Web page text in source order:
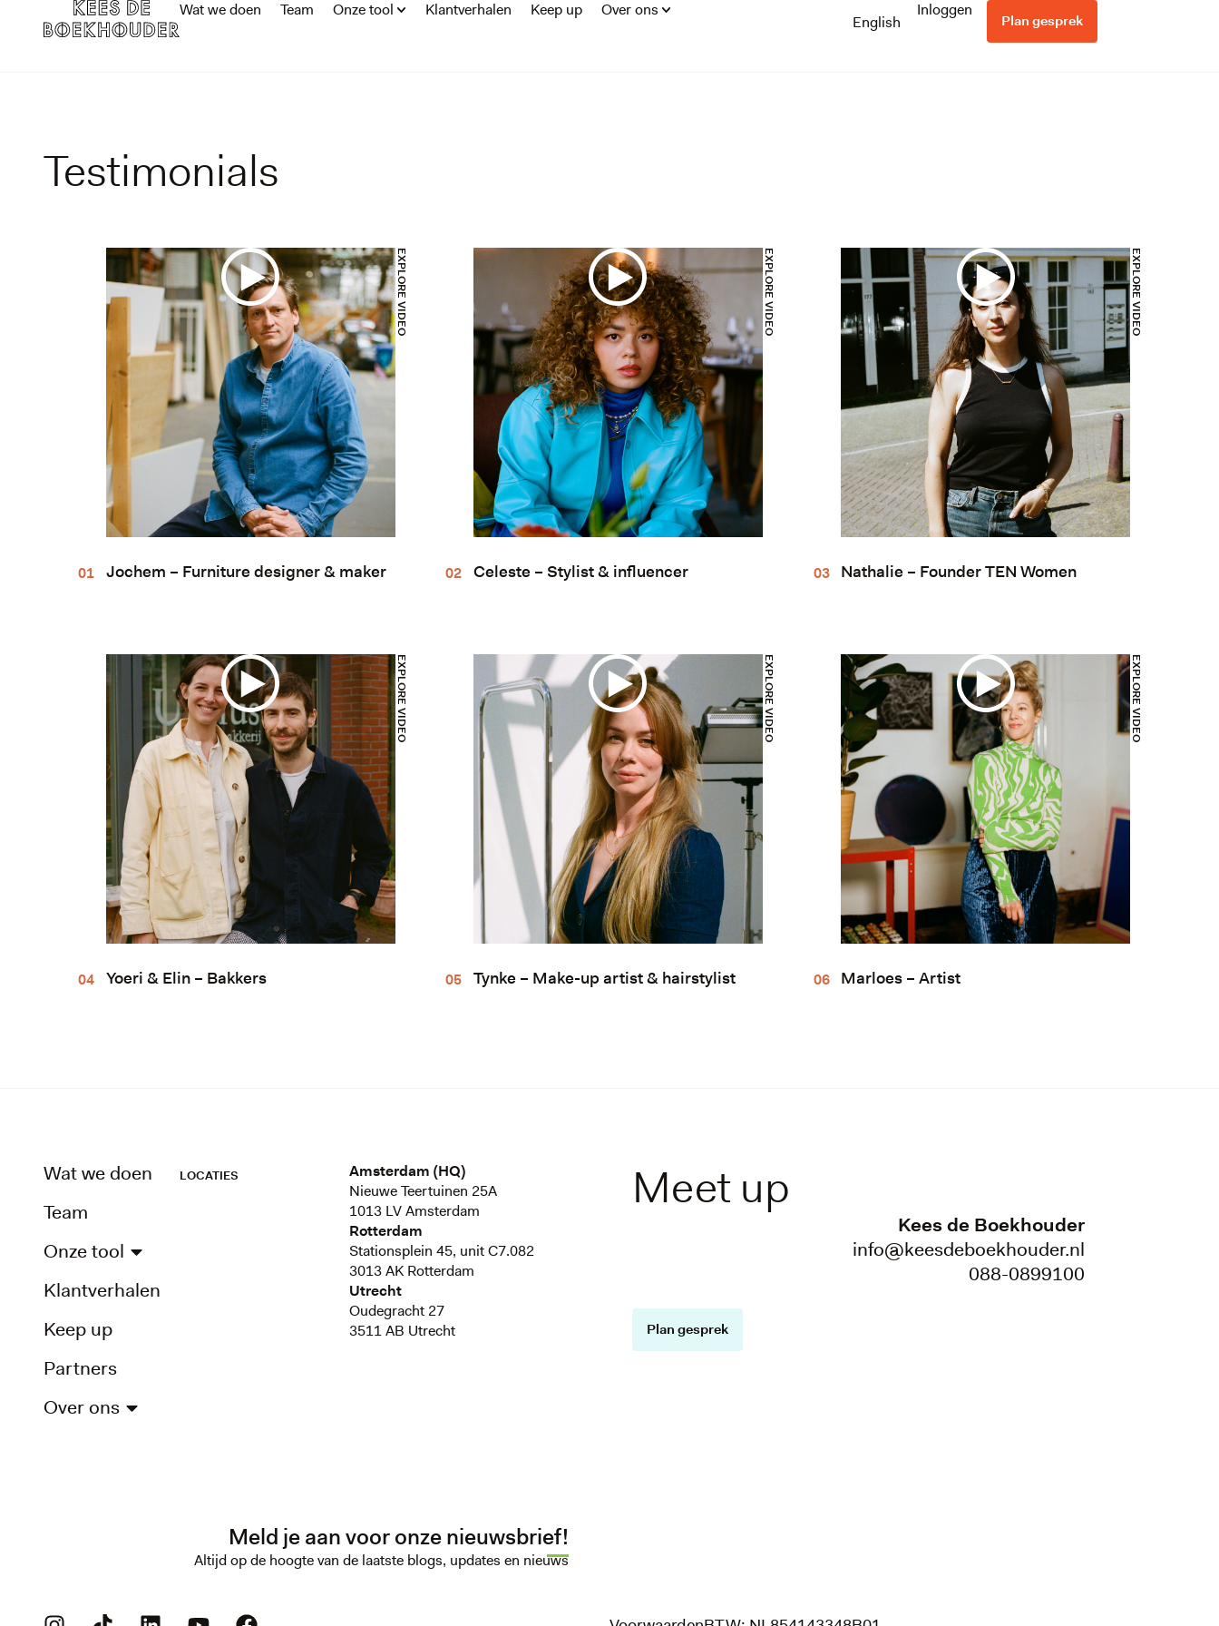
Wat we doen Team Onze tool Klantverhalen Keep up Over ons
English
Inloggen
Plan gesprek
Testimonials
EXPLORE VIDEO
Jochem – Furniture designer & maker
EXPLORE VIDEO
Celeste – Stylist & influencer
EXPLORE VIDEO
Nathalie – Founder TEN Women
EXPLORE VIDEO
Yoeri & Elin – Bakkers
EXPLORE VIDEO
Tynke – Make-up artist & hairstylist
EXPLORE VIDEO
Marloes – Artist
Wat we doen
Team
Onze tool
Klantverhalen
Keep up
Partners
Over ons
LOCATIES
Amsterdam (HQ)
Nieuwe Teertuinen 25A
1013 LV Amsterdam
Rotterdam
Stationsplein 45, unit C7.082
3013 AK Rotterdam
Utrecht
Oudegracht 27
3511 AB Utrecht
Meet up
Kees de Boekhouder
info@keesdeboekhouder.nl
088-0899100
Plan gesprek
Meld je aan voor onze nieuwsbrief!
Altijd op de hoogte van de laatste blogs, updates en nieuws